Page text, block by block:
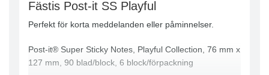
Fästis Post-it SS Playful
Perfekt för korta meddelanden eller påminnelser.
Post-it® Super Sticky Notes, Playful Collection, 76 mm x
127 mm, 90 blad/block, 6 block/förpackning